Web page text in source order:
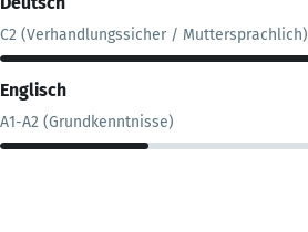
C2 (Verhandlungssicher / Muttersprachlich)
Englisch
A1-A2 (Grundkenntnisse)